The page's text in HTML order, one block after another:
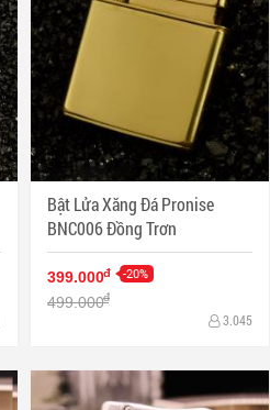
Bật Lửa Xăng Đá Pronise
BNC006 Đồng Trơn
399.000đ -20%
499.000đ
3.045